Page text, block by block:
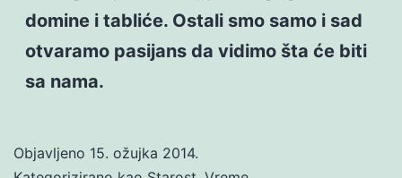
domine i tabliće. Ostali smo samo i sad
otvaramo pasijans da vidimo šta će biti
sa nama.
Objavljeno 15. ožujka 2014.